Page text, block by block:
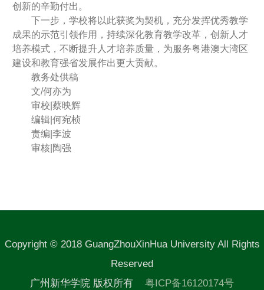
创新的辛勤付出。
下一步，学校将以此获奖为契机，充分发挥优秀教学
成果的示范引领作用，持续深化教育教学改革，创新人才
培养模式，不断提升人才培养质量，为服务粤港澳大湾区
建设和教育强省发展作出更大贡献。
教务处供稿
文/何亦为
审校|蔡映辉
编辑|何宛桢
责编|李波
审核|陶强
Copyright © 2018 GuangZhouXinHua University All Rights
Reserved
广州新华学院 版权所有 粤ICP备16120174号